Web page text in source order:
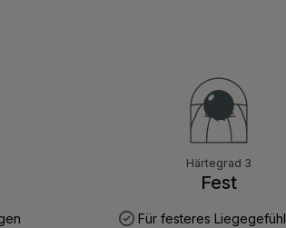
Härtegrad 3
Fest
Für festeres Liegegefühl